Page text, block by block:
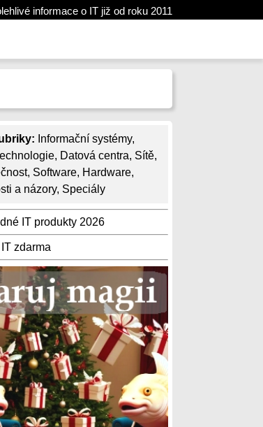
informace o IT již od roku 2011
Informační systémy,
, Datová centra, Sítě,
, Software, Hardware,
a názory, Speciály
IT produkty 2026
zdarma